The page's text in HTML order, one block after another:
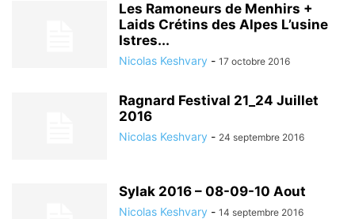
Les Ramoneurs de Menhirs +
Laids Crétins des Alpes L’usine
Istres...
Nicolas Keshvary - 17 octobre 2016
Ragnard Festival 21_24 Juillet
2016
Nicolas Keshvary - 24 septembre 2016
Sylak 2016 – 08-09-10 Aout
Nicolas Keshvary - 14 septembre 2016